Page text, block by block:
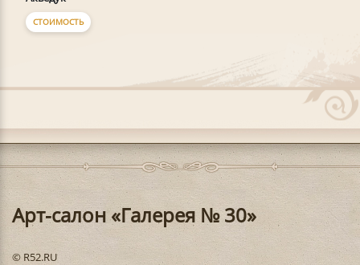
СТОИМОСТЬ
Арт-салон «Галерея № 30»
© R52.RU